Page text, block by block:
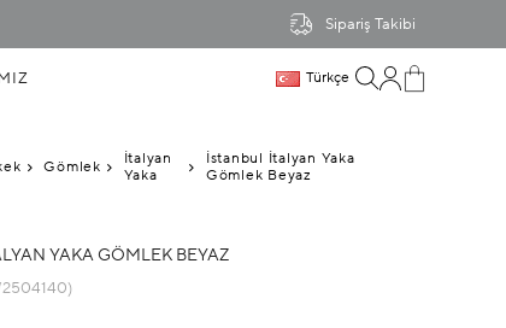
Sipariş Takibi
Türkçe
Gömlek
İtalyan
Yaka
İstanbul İtalyan Yaka
Gömlek Beyaz
YAKA GÖMLEK BEYAZ